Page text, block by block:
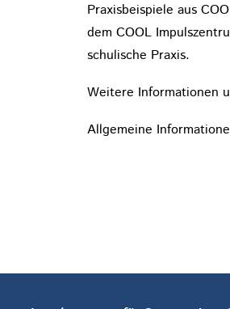
Praxisbeispiele aus
dem COOL
schulische Praxis.
Weitere Informationen
Allgemeine